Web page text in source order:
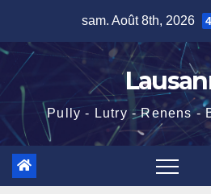
content
sam. Août 8th, 2026
Pully - Lutry - Renens -